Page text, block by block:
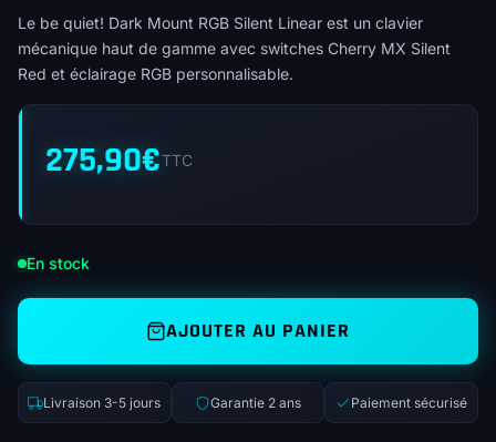
Le be quiet! Dark Mount RGB Silent Linear est un clavier
mécanique haut de gamme avec switches Cherry MX Silent
Red et éclairage RGB personnalisable.
275,90€TTC
En stock
AJOUTER AU PANIER
Livraison 3-5 jours Garantie 2 ans Paiement sécurisé